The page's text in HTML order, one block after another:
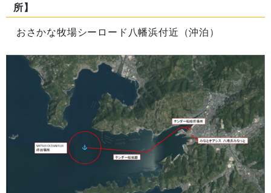
所】
おさかな牧場シーロード八幡浜付近（沖泊）